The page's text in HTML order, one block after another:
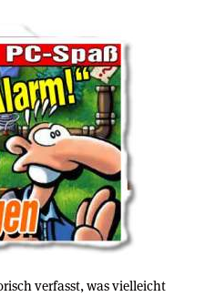
verfasst, was vielleicht